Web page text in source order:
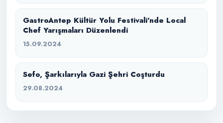
GastroAntep Kültür Yolu Festivali’nde Local
Chef Yarışmaları Düzenlendi
15.09.2024
Sefo, Şarkılarıyla Gazi Şehri Coşturdu
29.08.2024